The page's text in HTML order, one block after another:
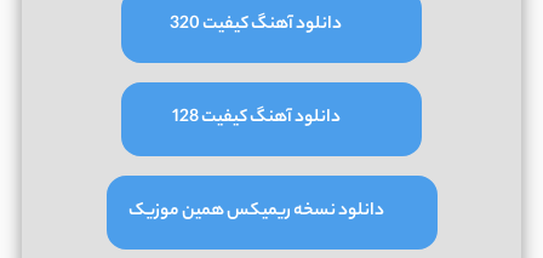
دانلود آهنگ کیفیت 320
دانلود آهنگ کیفیت 128
دانلود نسخه ریمیکس همین موزیک